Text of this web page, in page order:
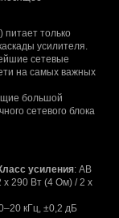
только
усилителя.
сетевые
на самых важных
большой
сетевого блока
усиления: АВ
х 290 Вт (4 Ом) / 2 х
кГц, ±0,2 дБ